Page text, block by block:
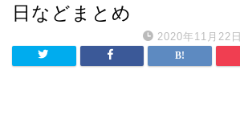
日などまとめ
2020年11月22日